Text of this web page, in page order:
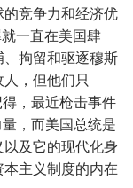
竞争力和经济优
一直在美国肆
、拘留和驱逐穆斯
，但他们只
，最近枪击事件
，而美国总统是
及它的现代化身
主义制度的内在